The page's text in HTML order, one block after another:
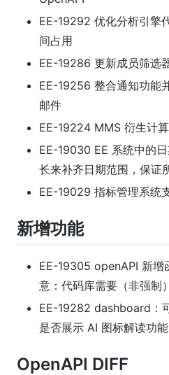
EE-19292 优化分析引擎
间占用
EE-19286 更新成员筛选
EE-19256 整合通知功能
邮件
EE-19224 MMS 衍生计
EE-19030 EE 系统中的
长来补齐日期范围，保证
EE-19029 指标管理系统
新增功能
EE-19305 openAPI 新增
意：代码库需要（非强制
EE-19282 dashboard：
是否展示 AI 图标解读功能
OpenAPI DIFF